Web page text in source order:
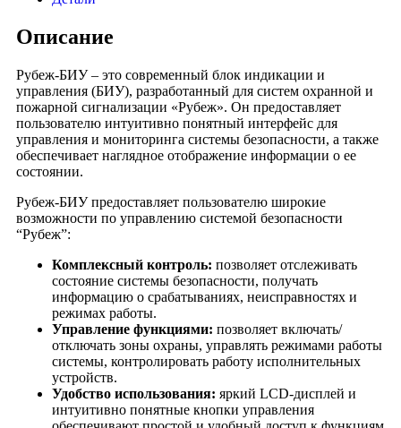
Описание
Рубеж-БИУ – это современный блок индикации и
управления (БИУ), разработанный для систем охранной и
пожарной сигнализации «Рубеж». Он предоставляет
пользователю интуитивно понятный интерфейс для
управления и мониторинга системы безопасности, а также
обеспечивает наглядное отображение информации о ее
состоянии.
Рубеж-БИУ предоставляет пользователю широкие
возможности по управлению системой безопасности
“Рубеж”:
Комплексный контроль: позволяет отслеживать
состояние системы безопасности, получать
информацию о срабатываниях, неисправностях и
режимах работы.
Управление функциями: позволяет включать/
отключать зоны охраны, управлять режимами работы
системы, контролировать работу исполнительных
устройств.
Удобство использования: яркий LCD-дисплей и
интуитивно понятные кнопки управления